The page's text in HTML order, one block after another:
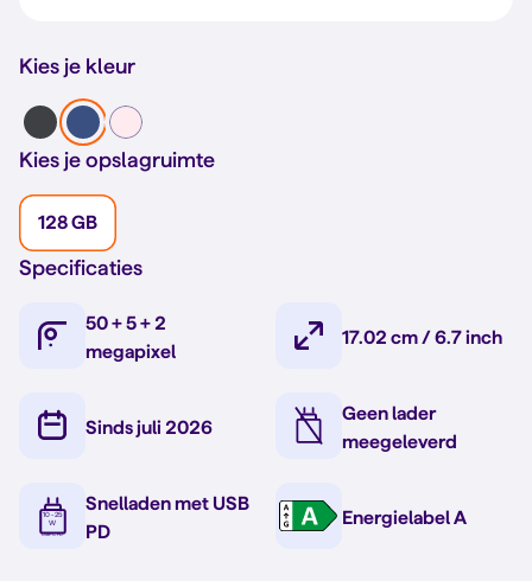
Kies je kleur
Kies je opslagruimte
128 GB
Specificaties
50 + 5 + 2
megapixel
17.02 cm / 6.7 inch
Sinds juli 2026
Geen lader
meegeleverd
Snelladen met USB
PD
Energielabel A